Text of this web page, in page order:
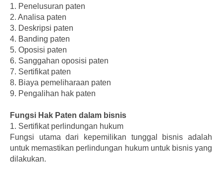
1. Penelusuran paten
2. Analisa paten
3. Deskripsi paten
4. Banding paten
5. Oposisi paten
6. Sanggahan oposisi paten
7. Sertifikat paten
8. Biaya pemeliharaan paten
9. Pengalihan hak paten
Fungsi Hak Paten dalam bisnis
1. Sertifikat perlindungan hukum
Fungsi utama dari kepemilikan tunggal bisnis adalah
untuk memastikan perlindungan hukum untuk bisnis yang
dilakukan.